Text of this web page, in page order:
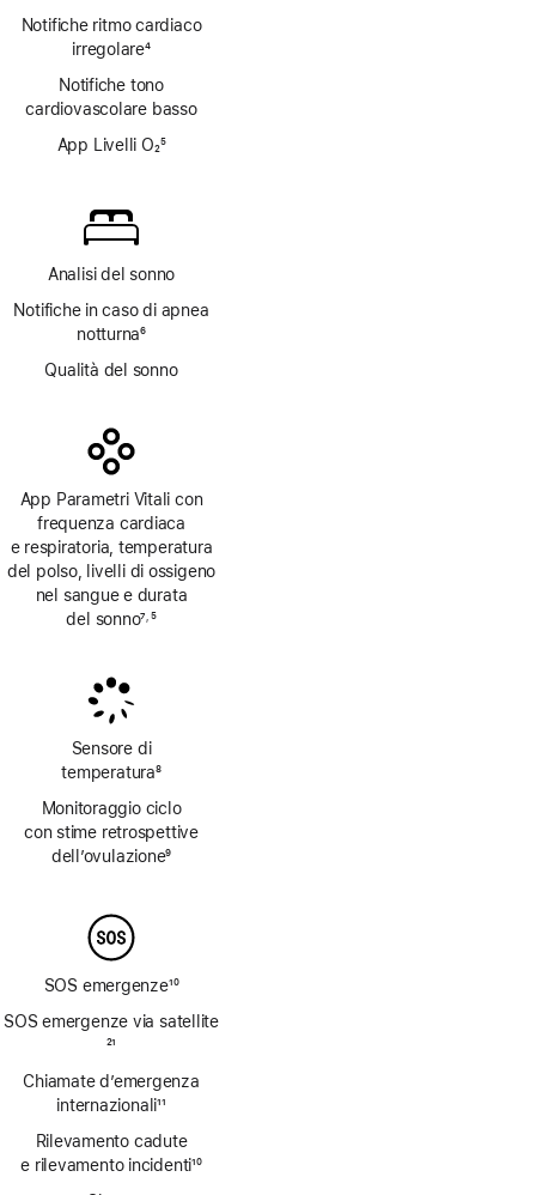
Notifiche ritmo cardiaco
irregolare4
Notifiche tono
cardiovascolare basso
App Livelli O₂5
Analisi del sonno
Notifiche in caso di apnea
notturna6
Qualità del sonno
App Parametri Vitali con
frequenza cardiaca
e respiratoria, temperatura
del polso, livelli di ossigeno
nel sangue e durata
del sonno7 5
Sensore di
temperatura8
Monitoraggio ciclo
con stime retrospettive
dell’ovulazione9
SOS emergenze10
SOS emergenze via satellite
21
Chiamate d’emergenza
internazionali11
Rilevamento cadute
e rilevamento incidenti10